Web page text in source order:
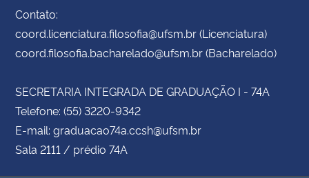
Contato:
coord.licenciatura.filosofia@ufsm.br (Licenciatura)
coord.filosofia.bacharelado@ufsm.br (Bacharelado)
SECRETARIA INTEGRADA DE GRADUAÇÃO I - 74A
Telefone: (55) 3220-9342
E-mail: graduacao74a.ccsh@ufsm.br
Sala 2111 / prédio 74A